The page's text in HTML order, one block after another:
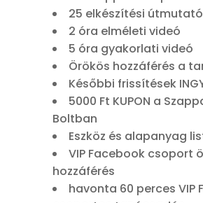
25 elkészítési útmutató
2 óra elméleti videó
5 óra gyakorlati videó
Örökös hozzáférés a
Későbbi frissítések
5000 Ft KUPON a
Boltban
Eszköz és alapanyag
VIP Facebook csoport
hozzáférés
havonta 60 perces VIP